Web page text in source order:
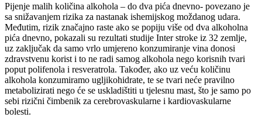
Pijenje malih količina alkohola – do dva pića dnevno- povezano je
sa snižavanjem rizika za nastanak ishemijskog moždanog udara.
Međutim, rizik značajno raste ako se popiju više od dva alkoholna
pića dnevno, pokazali su rezultati studije Inter stroke iz 32 zemlje,
uz zaključak da samo vrlo umjereno konzumiranje vina donosi
zdravstvenu korist i to ne radi samog alkohola nego korisnih tvari
poput polifenola i resveratrola. Također, ako uz veću količinu
alkohola konzumiramo ugljikohidrate, te se tvari neće pravilno
metabolizirati nego će se uskladištiti u tjelesnu mast, što je samo po
sebi rizični čimbenik za cerebrovaskularne i kardiovaskularne
bolesti.